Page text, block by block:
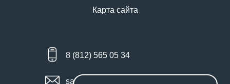
Карта сайта
8 (812) 565 05 34
sales@miniworks.ru